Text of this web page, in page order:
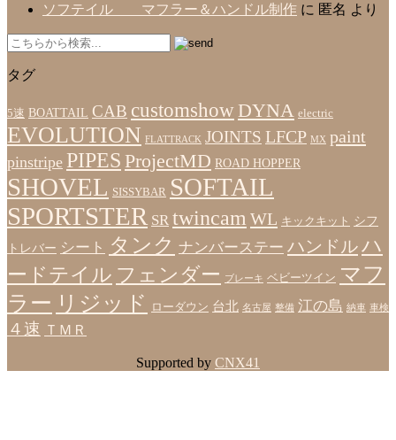
ソフテイル マフラー＆ハンドル制作 に 匿名 より
タグ
5速 BOATTAIL CAB customshow DYNA electric
EVOLUTION FLATTRACK JOINTS LFCP MX paint
pinstripe PIPES ProjectMD ROAD HOPPER
SHOVEL SISSYBAR SOFTAIL
SPORTSTER SR twincam WL キックキット シフ
トレバー シート タンク ナンバーステー ハンドルハ
ードテイル フェンダー ブレーキ ベビーツイン マフ
ラー リジッド ローダウン 台北 名古屋 整備 江の島 納車 車検
４速 ＴＭＲ
Supported by CNX41